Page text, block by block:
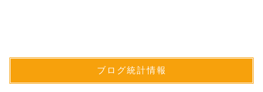
ブログ統計情報